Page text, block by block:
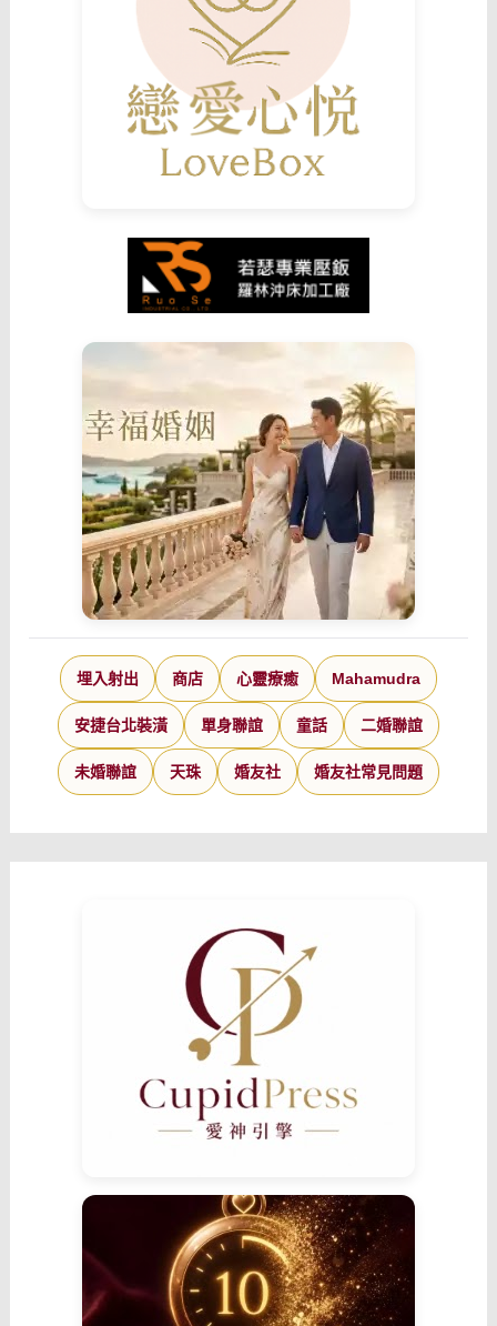
埋入射出 商店 心靈療癒 Mahamudra
安捷台北裝潢 單身聯誼 童話 二婚聯誼
未婚聯誼 天珠 婚友社 婚友社常見問題